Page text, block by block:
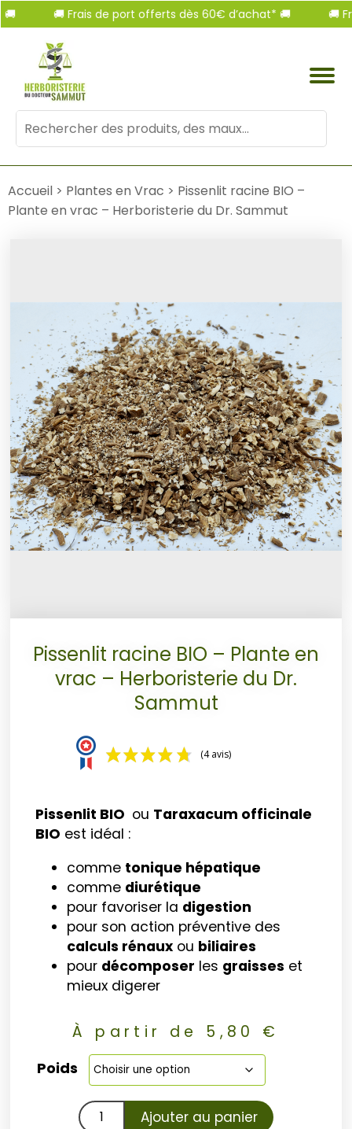
🚚 Frais de port offerts dès 60€ d’achat* 🚚 🚚
Mots
clés
Accueil > Plantes en Vrac > Pissenlit racine BIO –
Plante en vrac – Herboristerie du Dr. Sammut
Pissenlit racine BIO – Plante en
vrac – Herboristerie du Dr.
Sammut
(4 avis)
Pissenlit BIO ou Taraxacum officinale
BIO est idéal :
comme tonique hépatique
comme diurétique
pour favoriser la digestion
pour son action préventive des
calculs rénauxou biliaires
pour décomposer les graisses et
mieux digerer
À partir de 5,80 €
Poids
Ajouter au panier